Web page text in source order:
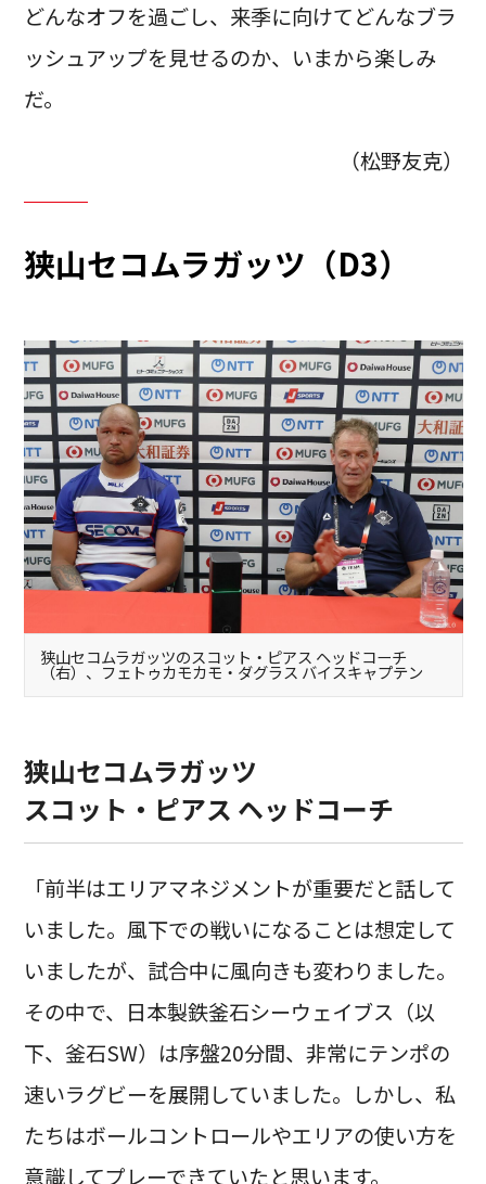
どんなオフを過ごし、来季に向けてどんなブラ
ッシュアップを見せるのか、いまから楽しみ
だ。
（松野友克）
狭山セコムラガッツ（D3）
狭山セコムラガッツのスコット・ピアス ヘッドコーチ
（右）、フェトゥカモカモ・ダグラス バイスキャプテン
狭山セコムラガッツ
スコット・ピアス ヘッドコーチ
「前半はエリアマネジメントが重要だと話して
いました。風下での戦いになることは想定して
いましたが、試合中に風向きも変わりました。
その中で、日本製鉄釜石シーウェイブス（以
下、釜石SW）は序盤20分間、非常にテンポの
速いラグビーを展開していました。しかし、私
たちはボールコントロールやエリアの使い方を
意識してプレーできていたと思います。